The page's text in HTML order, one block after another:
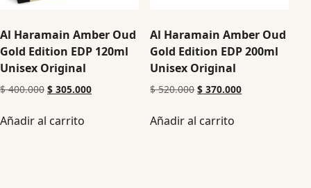
Al Haramain Amber Oud
Gold Edition EDP 120ml
Unisex Original
$400.000 $ 305.000
Añadir al carrito
Al Haramain Amber Oud
Gold Edition EDP 200ml
Unisex Original
$520.000 $ 370.000
Añadir al carrito